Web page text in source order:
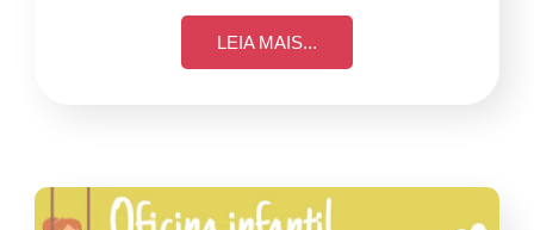
LEIA MAIS...